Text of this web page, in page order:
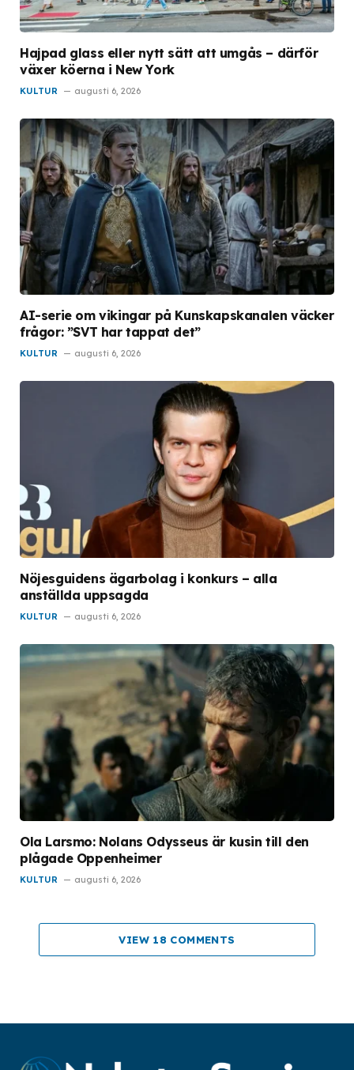
Hajpad glass eller nytt sätt att umgås – därför
växer köerna i New York
KULTUR augusti 6, 2026
AI-serie om vikingar på Kunskapskanalen väcker
frågor: ”SVT har tappat det”
KULTUR augusti 6, 2026
Nöjesguidens ägarbolag i konkurs – alla
anställda uppsagda
KULTUR augusti 6, 2026
Ola Larsmo: Nolans Odysseus är kusin till den
plågade Oppenheimer
KULTUR augusti 6, 2026
VIEW 18 COMMENTS